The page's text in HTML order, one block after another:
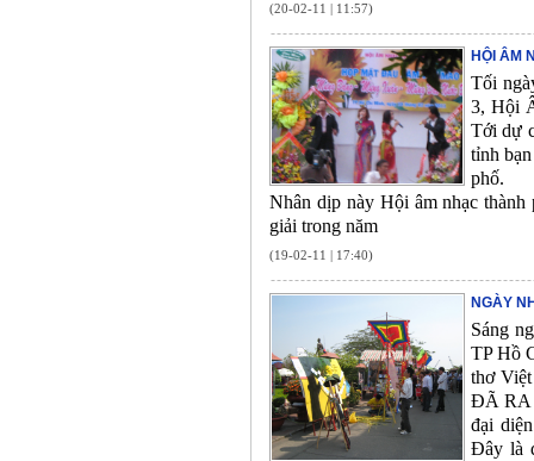
(20-02-11 | 11:57)
HỘI ÂM
Tối
3, Hội
Tới dự
tỉnh
phố.
Nhân dịp này Hội âm nhạc thành
giải trong năm
(19-02-11 | 17:40)
NGÀY
Sáng
TP Hồ
thơ
ĐÃ RA
đại
Đây là